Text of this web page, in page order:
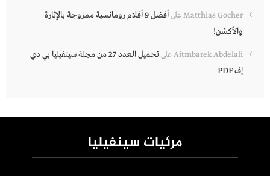
Matthias Gocher على
أفضل 9 أفلام رومانسية ممزوجة بالإثارة
والأكشن!
Aitmbarek Abdelali على
تحميل العدد 27 من مجلة سينفيليا بي دي
إف PDF
مرئيات سينفيليا